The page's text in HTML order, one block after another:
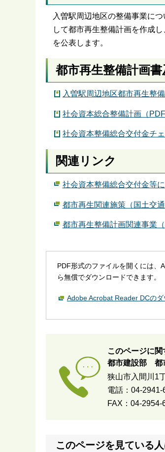
入曽駅周辺地区の整備事業に
して都市再生整備計画を作成
を公表します。
都市再生整備計画
入曽駅周辺地区都市再生整
社会資本総合整備計画（PDF
社会資本整備総合交付金チ
関連リンク
社会資本整備総合交付金等
都市再生関連施策（国土交
都市再生整備計画関連事業（
PDF形式のファイルを開くには
ら無償でダウンロードできます。
Adobe Acrobat Reader DCのダ
このページに
都市建設部 都
狭山市入間川1
電話：04-2941-
FAX：04-2954-
このページを見ている